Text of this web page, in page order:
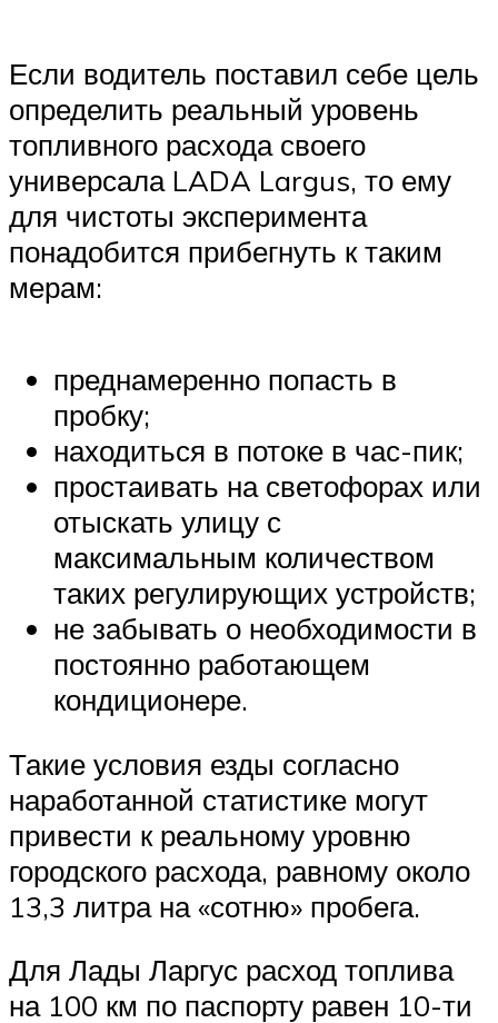
Если водитель поставил себе цель
определить реальный уровень
топливного расхода своего
универсала LADA Largus, то ему
для чистоты эксперимента
понадобится прибегнуть к таким
мерам:
преднамеренно попасть в
пробку;
находиться в потоке в час-пик;
простаивать на светофорах или
отыскать улицу с
максимальным количеством
таких регулирующих устройств;
не забывать о необходимости в
постоянно работающем
кондиционере.
Такие условия езды согласно
наработанной статистике могут
привести к реальному уровню
городского расхода, равному около
13,3 литра на «сотню» пробега.
Для Лады Ларгус расход топлива
на 100 км по паспорту равен 10-ти